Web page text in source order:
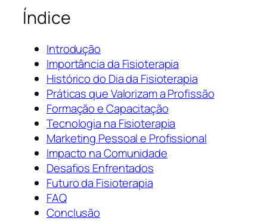
Índice
Introdução
Importância da Fisioterapia
Histórico do Dia da Fisioterapia
Práticas que Valorizam a Profissão
Formação e Capacitação
Tecnologia na Fisioterapia
Marketing Pessoal e Profissional
Impacto na Comunidade
Desafios Enfrentados
Futuro da Fisioterapia
FAQ
Conclusão